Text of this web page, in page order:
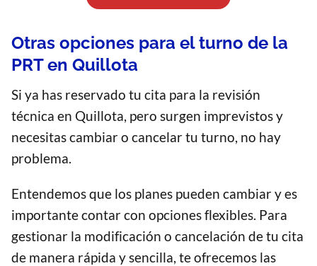
Otras opciones para el turno de la
PRT en Quillota
Si ya has reservado tu cita para la revisión
técnica en Quillota, pero surgen imprevistos y
necesitas cambiar o cancelar tu turno, no hay
problema.
Entendemos que los planes pueden cambiar y es
importante contar con opciones flexibles. Para
gestionar la modificación o cancelación de tu cita
de manera rápida y sencilla, te ofrecemos las